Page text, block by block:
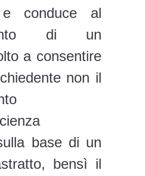
e conduce al
di un
a consentire
non il
base di un
bensì il